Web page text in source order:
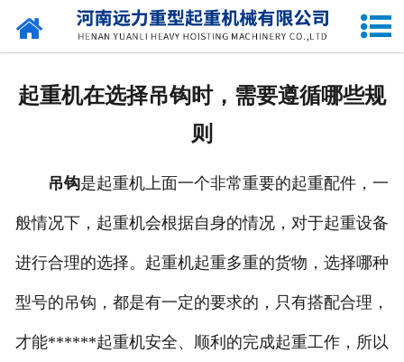
网站首页
企业容貌
留言中心
联系我们
起重机在选择吊钩时，需要遵循哪些规
则
吊钩是起重机上面一个非常重要的起重配件，一
般情况下，起重机会根据自身的情况，对于起重设备
进行合理的选择。起重机起重多重的货物，选择哪种
型号的吊钩，都是有一定的要求的，只有搭配合理，
才能******起重机安全、顺利的完成起重工作，所以